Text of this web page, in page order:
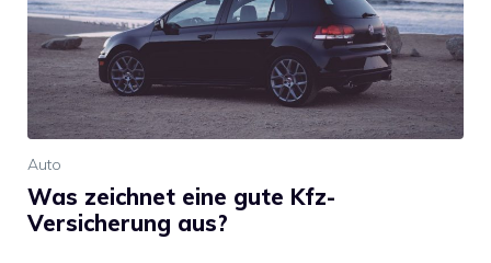
Auto
Was zeichnet eine gute Kfz-
Versicherung aus?